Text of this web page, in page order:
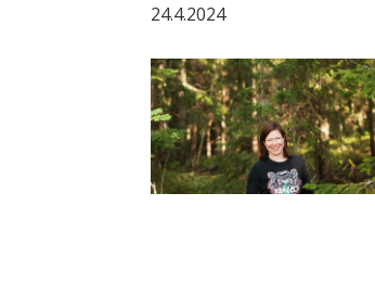
24.4.2024